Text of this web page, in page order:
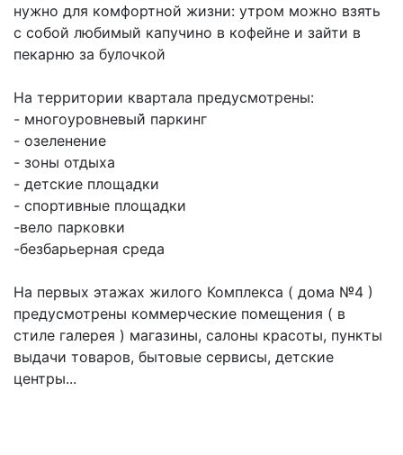
нужно для комфортной жизни: утром можно взять
с собой любимый капучино в кофейне и зайти в
пекарню за булочкой
На территории квартала предусмотрены:
- многоуровневый̆ паркинг
- озеленение
- зоны отдыха
- детские площадки
- спортивные площадки
-вело парковки
-безбарьерная среда
На первых этажах жилого Комплекса ( дома №4 )
предусмотрены коммерческие помещения ( в
стиле галерея ) магазины, салоны красоты, пункты
выдачи товаров, бытовые сервисы, детские
центры...